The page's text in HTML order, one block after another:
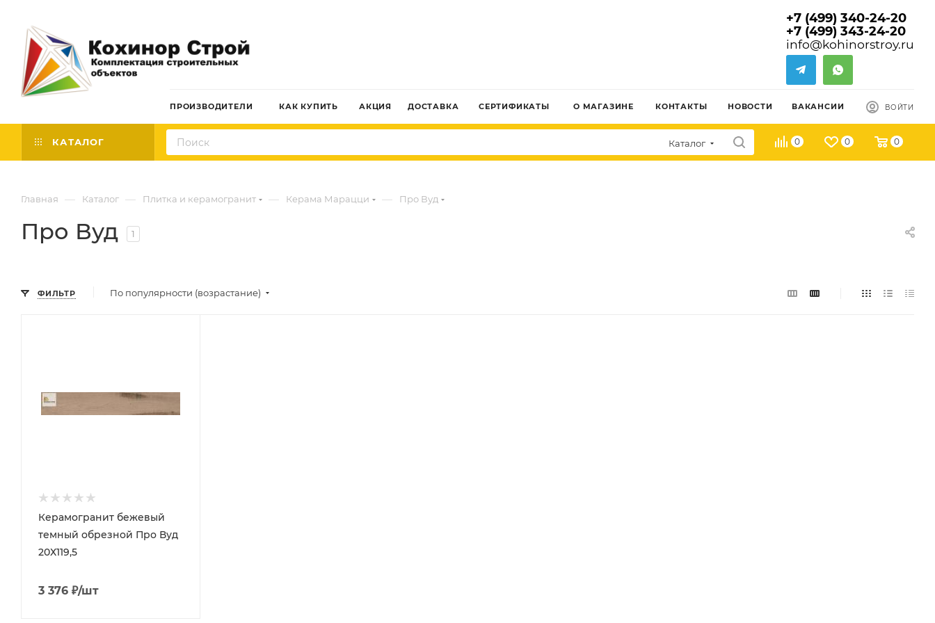
+7 (499) 340-24-20
+7 (499) 343-24-20
info@kohinorstroy.ru
ПРОИЗВОДИТЕЛИ КАК КУПИТЬ АКЦИЯ ДОСТАВКА СЕРТИФИКАТЫ О МАГАЗИНЕ КОНТАКТЫ НОВОСТИ ВАКАНСИИ ВОЙТИ
КАТАЛОГ Каталог 0 0 0
Главная — Каталог — Плитка и керамогранит — Керама Марацци — Про Вуд
Про Вуд 1
ФИЛЬТР По популярности (возрастание)
Керамогранит бежевый
темный обрезной Про Вуд
20Х119,5
3 376 ₽/шт